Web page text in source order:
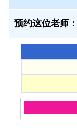
预约这位老师：